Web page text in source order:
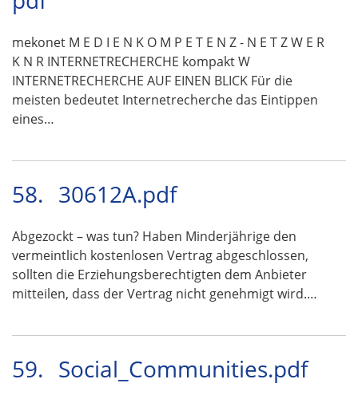
mekonet M E D I E N K O M P E T E N Z - N E T Z W E R
K N R INTERNETRECHERCHE kompakt W
INTERNETRECHERCHE AUF EINEN BLICK Für die
meisten bedeutet Internetrecherche das Eintippen
eines…
58. 30612A.pdf
Abgezockt – was tun? Haben Minderjährige den
vermeintlich kostenlosen Vertrag abgeschlossen,
sollten die Erziehungsberechtigten dem Anbieter
mitteilen, dass der Vertrag nicht genehmigt wird.…
59. Social_Communities.pdf